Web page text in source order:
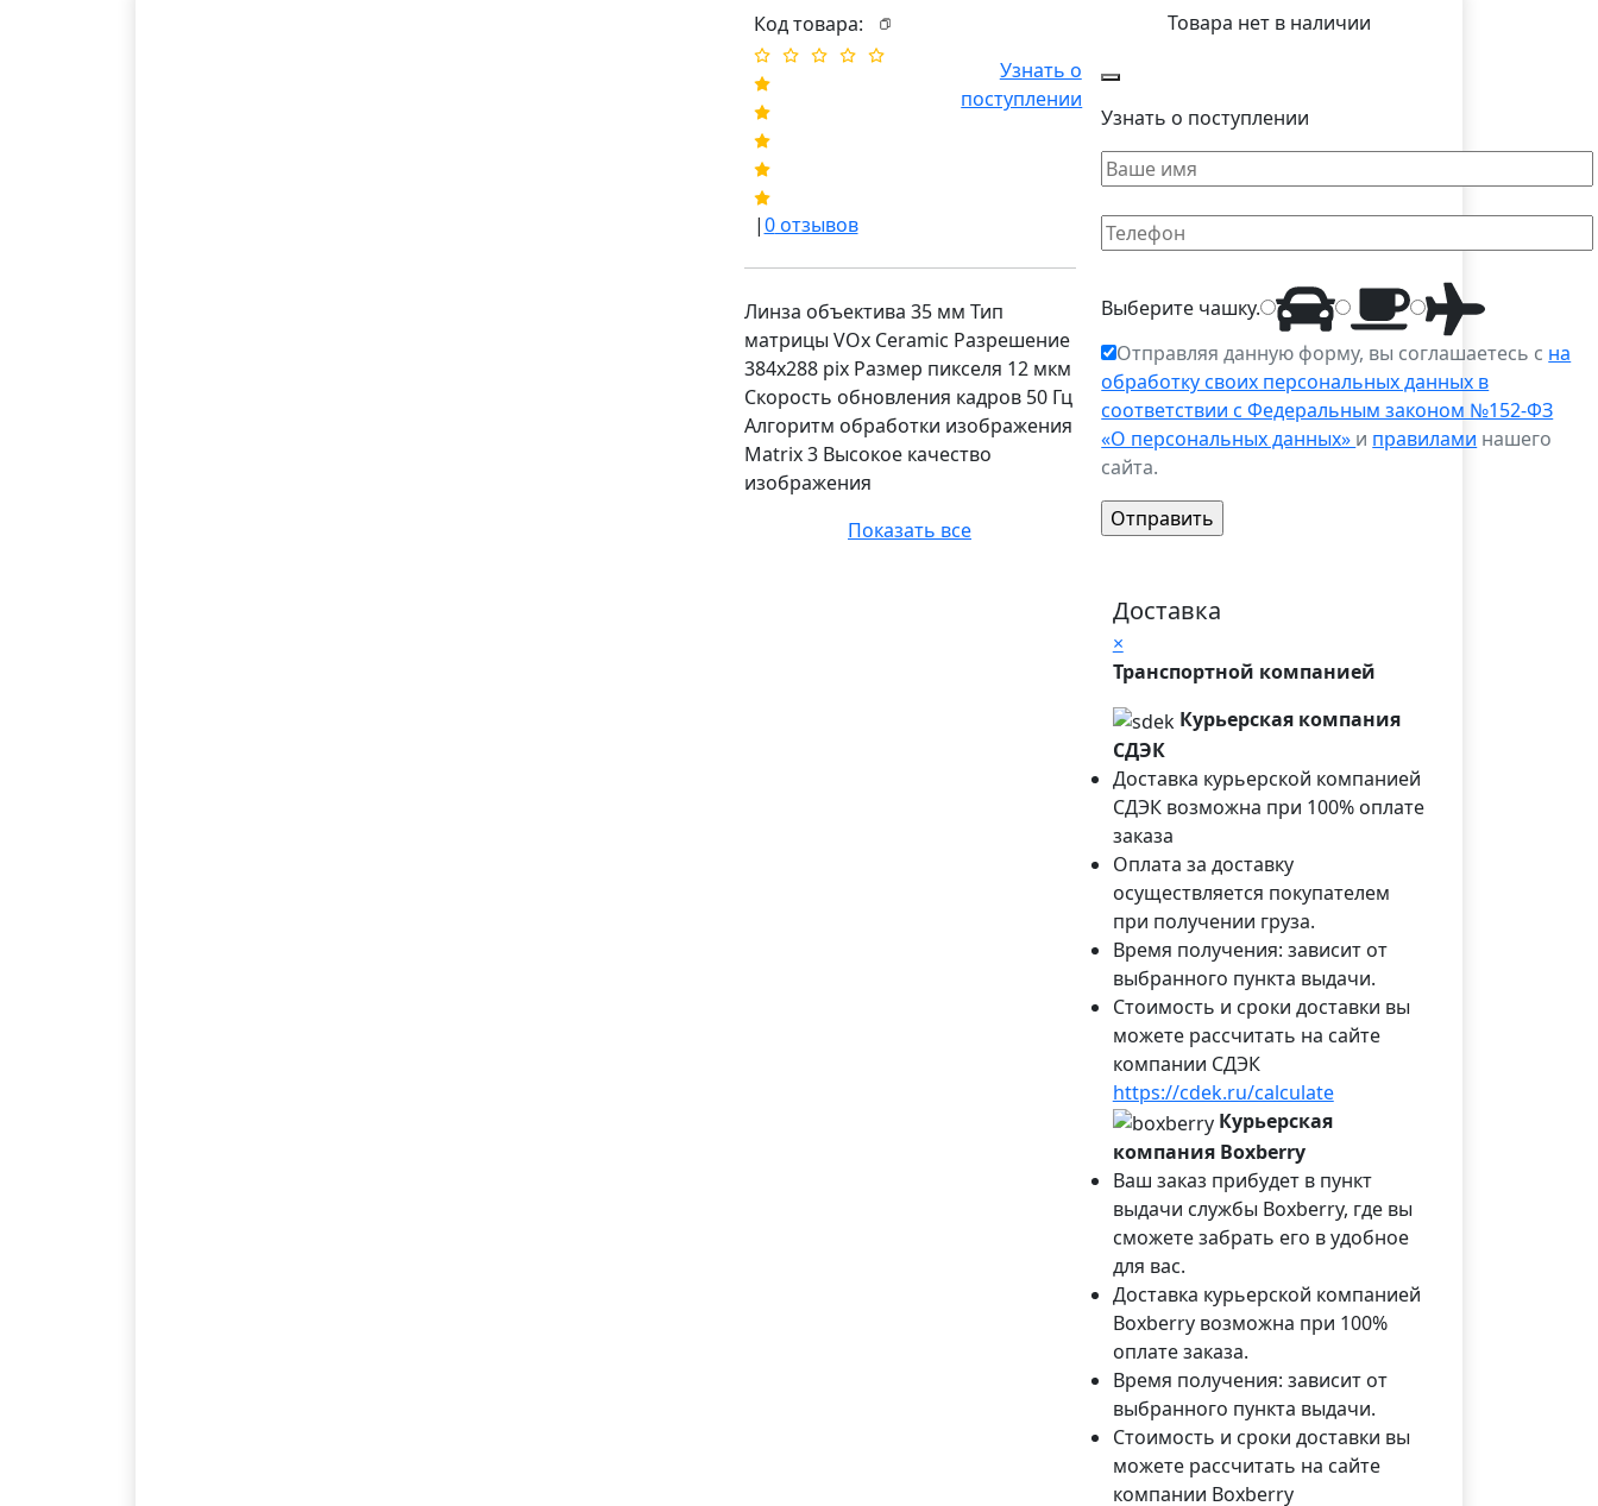
Код товара:
|0отзывов
Линза объектива 35 мм Тип
матрицы VOx Ceramic Разрешение
384х288 pix Размер пикселя 12 мкм
Скорость обновления кадров 50 Гц
Алгоритм обработки изображения
Matrix 3 Высокое качество
изображения
Показать все
Товара нет в наличии
Узнать о
поступлении
Узнать о поступлении
Выберите чашку.
Отправляя данную форму, вы соглашаетесь с на
обработку своих персональных данных в
соответствии с Федеральным законом №152-ФЗ
«О персональных данных» и правилами нашего
сайта.
Доставка
×
Транспортной компанией
Курьерская компания
СДЭК
Доставка курьерской компанией
СДЭК возможна при 100% оплате
заказа
Оплата за доставку
осуществляется покупателем
при получении груза.
Время получения: зависит от
выбранного пункта выдачи.
Стоимость и сроки доставки вы
можете рассчитать на сайте
компании СДЭК
https://cdek.ru/calculate
Курьерская
компания Boxberry
Ваш заказ прибудет в пункт
выдачи службы Boxberry, где вы
сможете забрать его в удобное
для вас.
Доставка курьерской компанией
Boxberry возможна при 100%
оплате заказа.
Время получения: зависит от
выбранного пункта выдачи.
Стоимость и сроки доставки вы
можете рассчитать на сайте
компании Boxberry